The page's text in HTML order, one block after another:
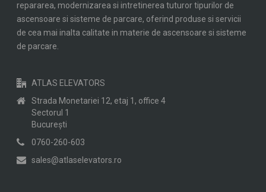
repararea, modernizarea si intretinerea tuturor tipurilor de
ascensoare si sisteme de parcare, oferind produse si servicii
de cea mai inalta calitate in materie de ascensoare si sisteme
de parcare.
ATLAS ELEVATORS
Strada Monetariei 12, etaj 1, office 4
Sectorul 1
Bucureşti
0760-260-603
sales@atlaselevators.ro